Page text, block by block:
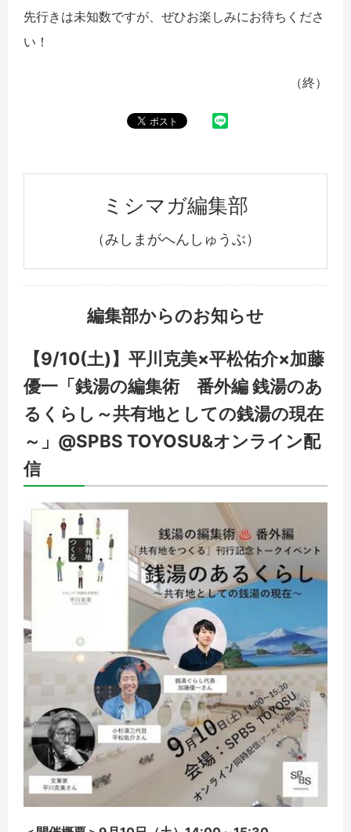
先行きは未知数ですが、ぜひお楽しみにお待ちくださ
い！
（終）
ミシマガ編集部
（みしまがへんしゅうぶ）
編集部からのお知らせ
【9/10(土)】平川克美×平松佑介×加藤
優一「銭湯の編集術 番外編 銭湯のあ
るくらし～共有地としての銭湯の現在
～」@SPBS TOYOSU&オンライン配
信